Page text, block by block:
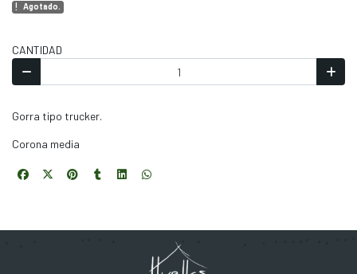
Agotado.
CANTIDAD
Gorra tipo trucker.
Corona media